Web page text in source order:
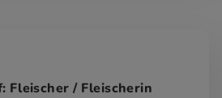
Fleischer / Fleischerin